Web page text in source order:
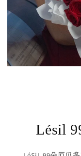
Lésil